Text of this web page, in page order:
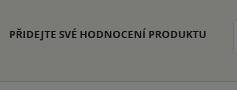
PŘIDEJTE SVÉ HODNOCENÍ PRODUKTU